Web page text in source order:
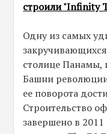
строили "Infinity
Одну из самых
столице Панамы,
Башни революции
ее поворота
Строительство
завершено в